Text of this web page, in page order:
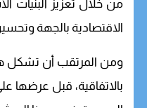
من خلال تعزيز البنيات
الاقتصادية بالجهة
ومن المرتقب أن تشكل
بالاتفاقية، قبل عرضها